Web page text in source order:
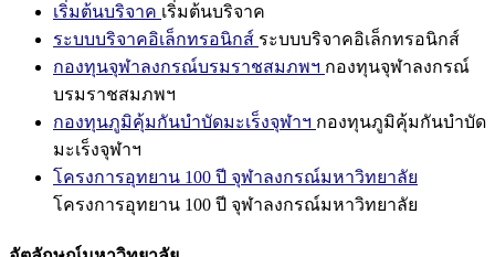
เริ่มต้นบริจาค เริ่มต้นบริจาค
ระบบบริจาคอิเล็กทรอนิกส์ ระบบบริจาคอิเล็กทรอนิกส์
กองทุนจุฬาลงกรณ์บรมราชสมภพฯ กองทุนจุฬาลงกรณ์
บรมราชสมภพฯ
กองทุนภูมิคุ้มกันบำบัดมะเร็งจุฬาฯ กองทุนภูมิคุ้มกันบำบัด
มะเร็งจุฬาฯ
โครงการอุทยาน 100 ปี จุฬาลงกรณ์มหาวิทยาลัย
โครงการอุทยาน 100 ปี จุฬาลงกรณ์มหาวิทยาลัย